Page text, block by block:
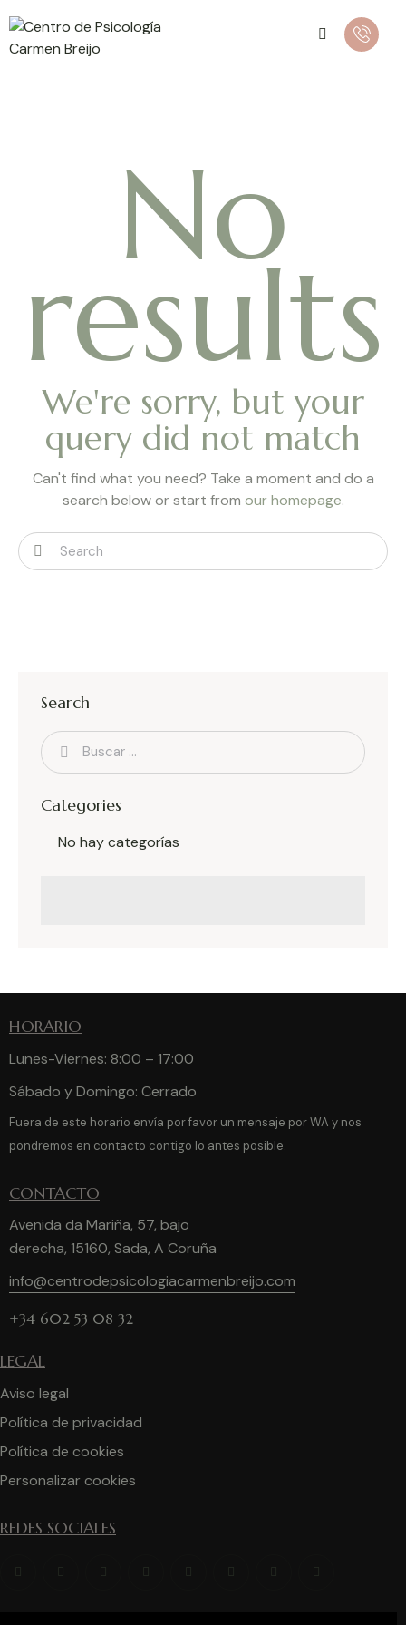
No
results
We're sorry, but your
query did not match
Can't find what you need? Take a moment and do a
search below or start from our homepage.
Search
Categories
No hay categorías
HORARIO
Lunes-Viernes: 8:00 – 17:00
Sábado y Domingo: Cerrado
Fuera de este horario envía por favor un mensaje por WA y nos
pondremos en contacto contigo lo antes posible.
CONTACTO
Avenida da Mariña, 57, bajo
derecha, 15160, Sada, A Coruña
info@centrodepsicologiacarmenbreijo.com
+34 602 53 08 32
LEGAL
Aviso legal
Política de privacidad
Política de cookies
Personalizar cookies
REDES SOCIALES